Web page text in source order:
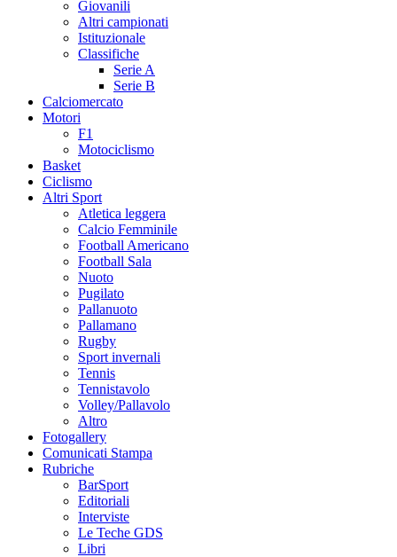
Giovanili
Altri campionati
Istituzionale
Classifiche
Serie A
Serie B
Calciomercato
Motori
F1
Motociclismo
Basket
Ciclismo
Altri Sport
Atletica leggera
Calcio Femminile
Football Americano
Football Sala
Nuoto
Pugilato
Pallanuoto
Pallamano
Rugby
Sport invernali
Tennis
Tennistavolo
Volley/Pallavolo
Altro
Fotogallery
Comunicati Stampa
Rubriche
BarSport
Editoriali
Interviste
Le Teche GDS
Libri